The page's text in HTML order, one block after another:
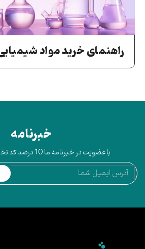
راهنمای خرید مواد
خبرنامه
با عضویت در خبرنامه ما 10 درصد کد تخفیف دریافت کنید